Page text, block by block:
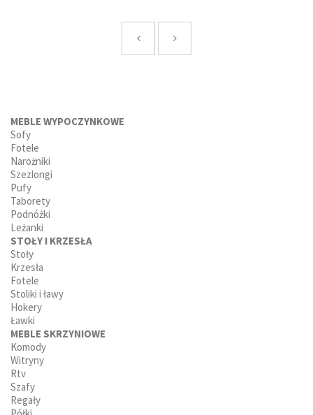
MEBLE WYPOCZYNKOWE
Sofy
Fotele
Narożniki
Szezlongi
Pufy
Taborety
Podnóżki
Leżanki
STOŁY I KRZESŁA
Stoły
Krzesła
Fotele
Stoliki i ławy
Hokery
Ławki
MEBLE SKRZYNIOWE
Komody
Witryny
Rtv
Szafy
Regały